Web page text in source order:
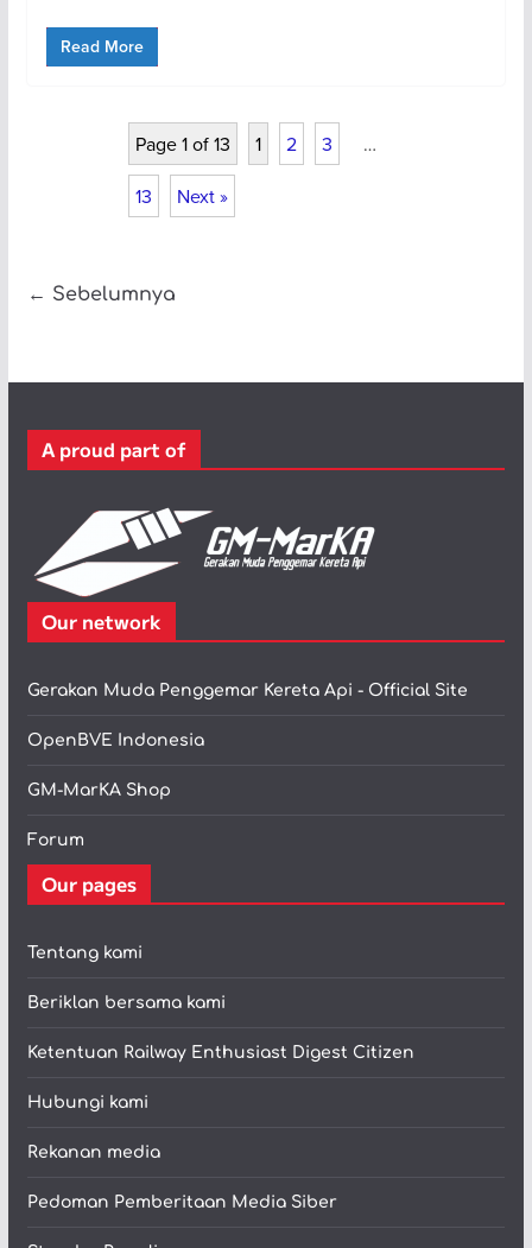
Read More
Page 1 of 13 1 2 3 …
13 Next »
← Sebelumnya
A proud part of
Our network
Gerakan Muda Penggemar Kereta Api - Official Site
OpenBVE Indonesia
GM-MarKA Shop
Forum
Our pages
Tentang kami
Beriklan bersama kami
Ketentuan Railway Enthusiast Digest Citizen
Hubungi kami
Rekanan media
Pedoman Pemberitaan Media Siber